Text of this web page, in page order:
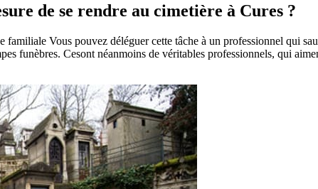
de se rendre au cimetière à Cures ?
familiale Vous pouvez déléguer cette tâche à un professionnel qui
funèbres. Cesont néanmoins de véritables professionnels, qui